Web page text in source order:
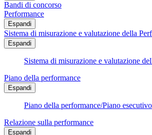
Bandi di concorso
Performance
Espandi
Sistema di misurazione e valutazione della
Espandi
Sistema di misurazione e valutazione
Piano della performance
Espandi
Piano della performance/Piano
Relazione sulla performance
Espandi